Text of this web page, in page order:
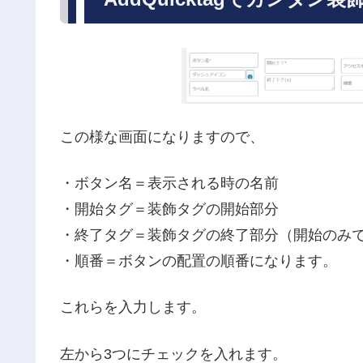
この様な画面になりますので、
・ボタン名＝表示される時の名前
・開始タグ＝装飾タグの開始部分
・終了タグ＝装飾タグの終了部分（開始のみ
・順番＝ボタンの配置の順番になります。
これらを入力します。
左から3つにチェックを入れます。